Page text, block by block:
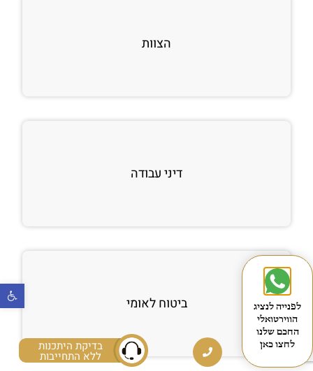
בדיקת היתכנות
ללא התחייבות
הצוות
דיני עבודה
ביטוח לאומי
לפנייה לנציג
הווירטואלי
החכם שלנו
לחצו כאן